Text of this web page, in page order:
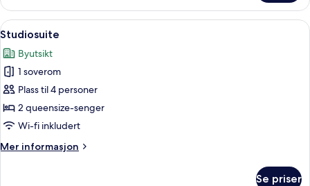
2
soverom
Åpne
alle
bildene
av
Studiosuite
Studiosuite | Dundyner, senger med
2
Studiosuite
Byutsikt
1 soverom
Plass til 4 personer
2 queensize-senger
Wi-fi inkludert
Mer informasjon
Mer
Se priser